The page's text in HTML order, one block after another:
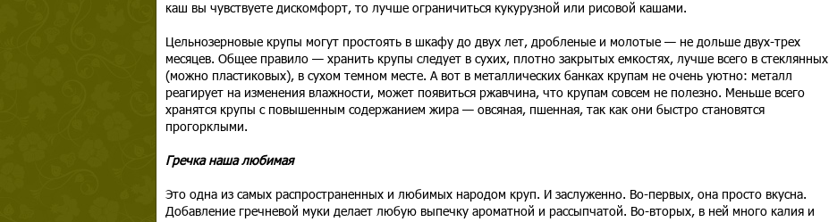
каш вы чувствуете дискомфорт, то лучше ограничиться кукурузной или рисовой кашами.
Цельнозерновые крупы могут простоять в шкафу до двух лет, дробленые и молотые — не дольше двух-трех
месяцев. Общее правило — хранить крупы следует в сухих, плотно закрытых емкостях, лучше всего в стеклянных
(можно пластиковых), в сухом темном месте. А вот в металлических банках крупам не очень уютно: металл
реагирует на изменения влажности, может появиться ржавчина, что крупам совсем не полезно. Меньше всего
хранятся крупы с повышенным содержанием жира — овсяная, пшенная, так как они быстро становятся
прогорклыми.
Гречка наша любимая
Это одна из самых распространенных и любимых народом круп. И заслуженно. Во-первых, она просто вкусна.
Добавление гречневой муки делает любую выпечку ароматной и рассыпчатой. Во-вторых, в ней много калия и